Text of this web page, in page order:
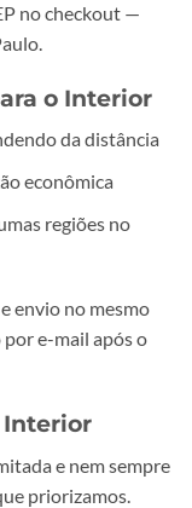
no checkout —
o Interior
da distância
econômica
regiões no
envio no mesmo
e-mail após o
Interior
e nem sempre
priorizamos.